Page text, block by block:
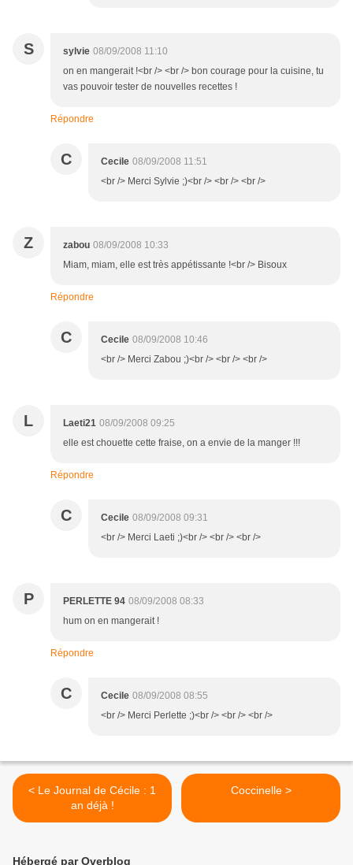
S sylvie 08/09/2008 11:10
on en mangerait !<br /> <br /> bon courage pour la cuisine, tu
vas pouvoir tester de nouvelles recettes !
Répondre
C Cecile 08/09/2008 11:51
<br /> Merci Sylvie ;)<br /> <br /> <br />
Z zabou 08/09/2008 10:33
Miam, miam, elle est très appétissante !<br /> Bisoux
Répondre
C Cecile 08/09/2008 10:46
<br /> Merci Zabou ;)<br /> <br /> <br />
L Laeti21 08/09/2008 09:25
elle est chouette cette fraise, on a envie de la manger !!!
Répondre
C Cecile 08/09/2008 09:31
<br /> Merci Laeti ;)<br /> <br /> <br />
P PERLETTE 94 08/09/2008 08:33
hum on en mangerait !
Répondre
C Cecile 08/09/2008 08:55
<br /> Merci Perlette ;)<br /> <br /> <br />
< Le Journal de Cécile : 1
an déjà !
Coccinelle >
Hébergé par Overblog